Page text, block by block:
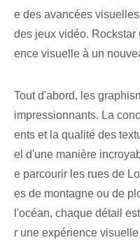
e des avancées
des jeux vidéo. Rockstar
ence visuelle à un
Tout d'abord, les
impressionnants. La
ents et la qualité des
el d'une manière
e parcourir les rues de
es de montagne ou de
l'océan, chaque détail
r une expérience